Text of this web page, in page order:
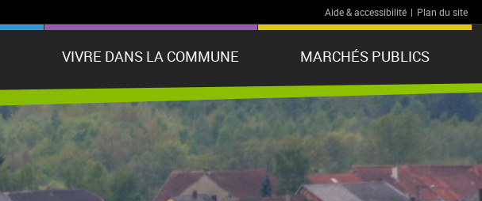
Aide & accessibilité | Plan du site
VIVRE DANS LA COMMUNE MARCHÉS PUBLICS